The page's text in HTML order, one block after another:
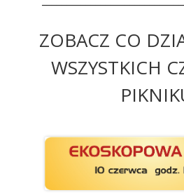
ZOBACZ CO
WSZYSTKICH